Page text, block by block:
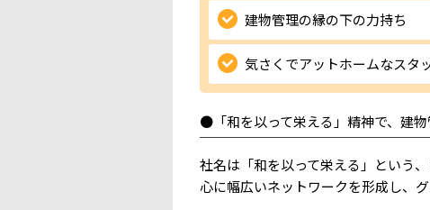
建物管理の縁の下の力持ち
気さくでアットホームなスタ
●「和を以って栄える」精神で、建
￣￣￣￣￣￣￣￣￣￣￣￣￣￣￣￣
社名は「和を以って栄える」という
心に幅広いネットワークを形成し、